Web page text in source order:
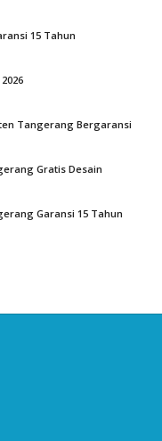
15 Tahun
Tangerang Bergaransi
Gratis Desain
Garansi 15 Tahun